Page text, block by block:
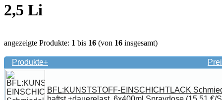
2,5 Li
angezeigte Produkte: 1 bis 16 (von 16 insgesamt)
Produkte+
BFL:KUNSTSTOFF-EINSCHICHTLACK